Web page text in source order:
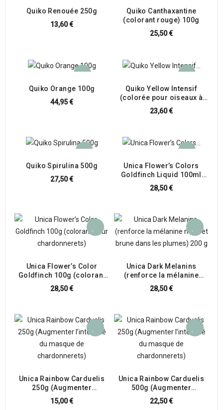
Quiko Renouée 250g
13,60 €
Quiko Canthaxantine
(colorant rouge) 100g
25,50 €
Quiko Orange 100g
44,95 €
Quiko Yellow Intensif
(colorée pour oiseaux à
facteur jaune) 100g
23,60 €
Quiko Spirulina 500g
27,50 €
Unica Flower’s Colors
Goldfinch Liquid 100ml
(colorant liquide pour
chardonnerets)
28,50 €
Unica Flower’s Color
Goldfinch 100g (colorant
pour chardonnerets)
28,50 €
Unica Dark Melanins
(renforce la mélanine
noire et brune dans les
plumes) 200 g
28,50 €
Unica Rainbow Carduelis
250g (Augmenter
l’intensité du masque de
chardonnerets)
15,00 €
Unica Rainbow Carduelis
500g (Augmenter
l’intensité du masque de
chardonnerets)
22,50 €